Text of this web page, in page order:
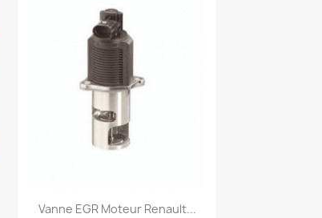
Aperçu rapide
Vanne EGR Moteur Renault...